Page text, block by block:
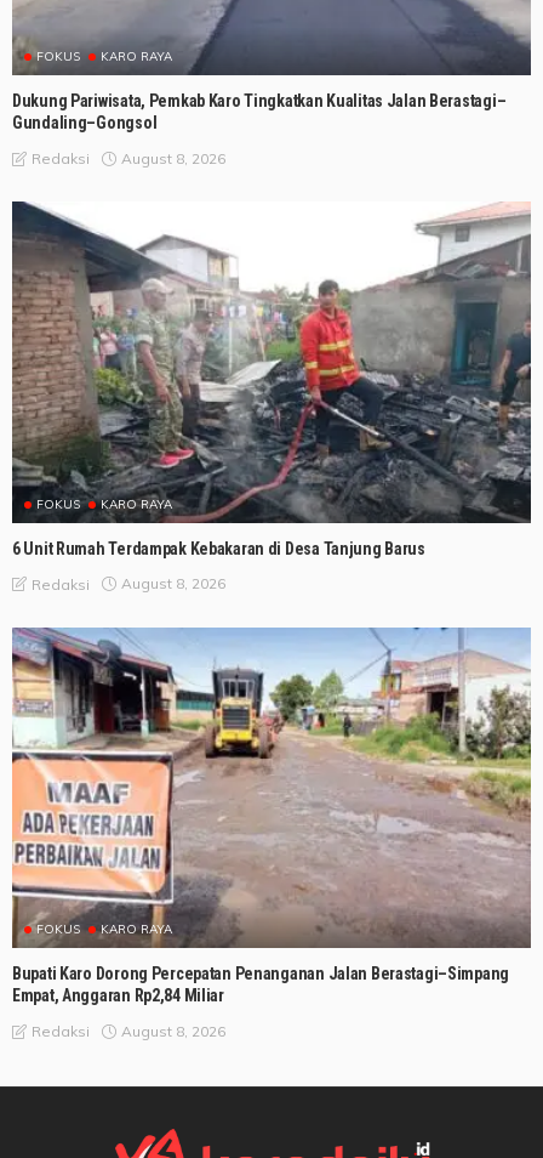
FOKUS KARO RAYA
Dukung Pariwisata, Pemkab Karo Tingkatkan Kualitas Jalan Berastagi–
Gundaling–Gongsol
Redaksi August 8, 2026
FOKUS KARO RAYA
6 Unit Rumah Terdampak Kebakaran di Desa Tanjung Barus
Redaksi August 8, 2026
FOKUS KARO RAYA
Bupati Karo Dorong Percepatan Penanganan Jalan Berastagi–Simpang
Empat, Anggaran Rp2,84 Miliar
Redaksi August 8, 2026